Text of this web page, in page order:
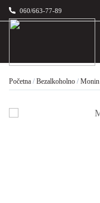
060/663-77-89
Početna / Bezalkoholno / Monin